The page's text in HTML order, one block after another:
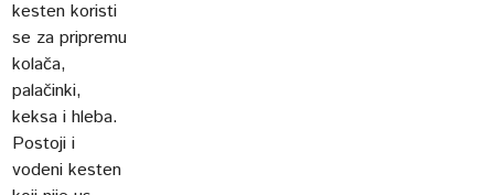
kesten koristi
se za pripremu
kolača,
palačinki,
keksa i hleba.
Postoji i
vodeni kesten